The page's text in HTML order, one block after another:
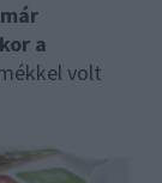
a
volt